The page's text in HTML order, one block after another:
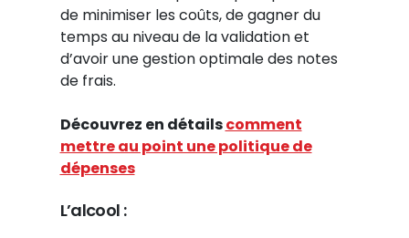
de minimiser les coûts, de gagner du
temps au niveau de la validation et
d’avoir une gestion optimale des notes
de frais.
Découvrez en détailscomment
mettre au point une politique de
dépenses
L’alcool :